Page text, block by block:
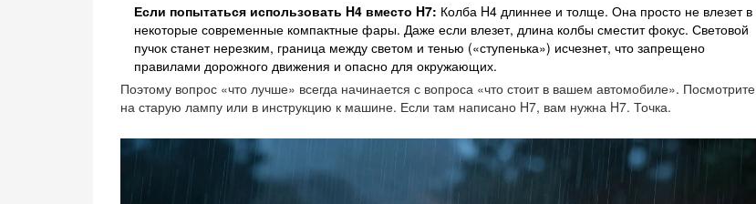
Если попытаться использовать H4 вместо H7: Колба H4 длиннее и толще. Она просто не влезет в
некоторые современные компактные фары. Даже если влезет, длина колбы сместит фокус. Световой
пучок станет нерезким, граница между светом и тенью («ступенька») исчезнет, что запрещено
правилами дорожного движения и опасно для окружающих.
Поэтому вопрос «что лучше» всегда начинается с вопроса «что стоит в вашем автомобиле». Посмотрите
на старую лампу или в инструкцию к машине. Если там написано H7, вам нужна H7. Точка.